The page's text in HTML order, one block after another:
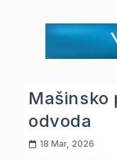
Mašinsko
odvoda
18 Mar, 2026